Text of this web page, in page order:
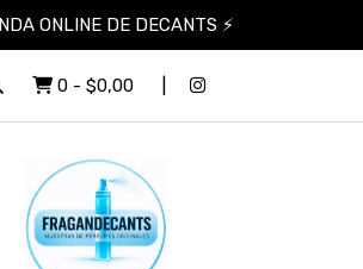
ONLINE DE DECANTS ⚡
0 - $0,00